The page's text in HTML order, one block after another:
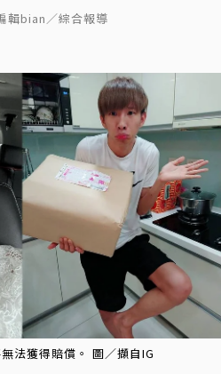
輯bian／綜合報導
法獲得賠償。 圖／擷自IG